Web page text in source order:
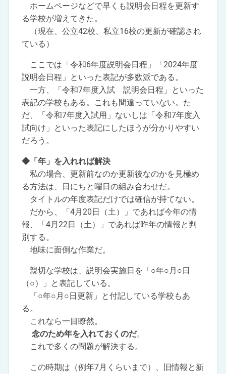
ホームページなどで早くも説明会日程を更新す
る学校が増えてきた。
（現在、公立42校、私立16校の更新が確認され
ている）
ここでは「令和6年度説明会日程」「2024年度
説明会日程」といった表記が多数派である。
一方、「令和7年度入試 説明会日程」といった
表記の学校もある。これも間違っていない。た
だ、「令和7年度入試用」ないしは「令和7年度入
試向け」といった表記にしたほうが分かりやすい
だろう。
◆「年」を入れれば解決
私の場合、更新前なのか更新後なのかを見極め
る方法は、日にちと曜日の組み合わせだ。
タイトルの年度表記だけでは確信が持てない。
だから、「4月20日（土）」であれば今年の情
報、「4月22日（土）」であれば昨年の情報と判
別する。
地味に面倒な作業だ。
親切な学校は、説明会実施日を「○年○月○日
（○）」と表記している。
「○年○月○日更新」と付記している学校もあ
る。
これなら一目瞭然。
念のため年を入れておくのだ。
これで多くの問題が解決する。
この時期は（例年7月くらいまで）、旧情報と新